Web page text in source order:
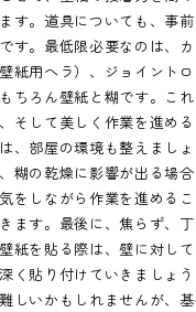
す。道具についても、事
す。最低限必要なのは、
紙用ヘラ）、ジョイント
ちろん壁紙と糊です。こ
そして美しく作業を進める
、部屋の環境も整えまし
糊の乾燥に影響が出る場
をしながら作業を進める
ます。最後に、焦らず、
紙を貼る際は、壁に対し
く貼り付けていきましょ
しいかもしれませんが、